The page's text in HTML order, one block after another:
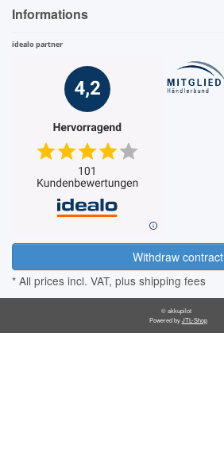
Informations
idealo partner
Withdraw contract
* All prices incl. VAT, plus shipping fees
© akkupilot
Powered byJTL-Shop